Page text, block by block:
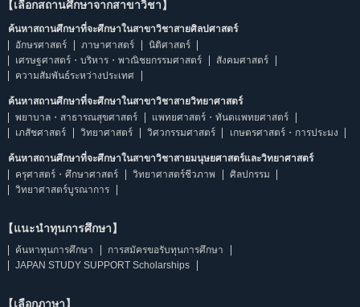
【เลือกสถานศึกษาจากสาขาวิชา】
ค้นหาสถานศึกษาที่จะศึกษาในสาขาวิชาสายศิลปศาสตร์
อักษรศาสตร์
ภาษาศาสตร์
นิติศาสตร์
เศรษฐศาสตร์・บริหาร・พาณิชยกรรมศาสตร์
สังคมศาสตร์
ความสัมพันธ์ระหว่างประเทศ
ค้นหาสถานศึกษาที่จะศึกษาในสาขาวิชาสายวิทยาศาสตร์
พยาบาล・สาธารณสุขศาสตร์
แพทยศาสตร์・ทันตแพทยศาสตร์
เภสัชศาสตร์
วิทยาศาสตร์ วิศวกรรมศาสตร์ เกษตรศาสตร์・การประมง
ค้นหาสถานศึกษาที่จะศึกษาในสาขาวิชาสายมนุษยศาสตร์และวิทยาศาสตร์
ครุศาสตร์・ศึกษาศาสตร์
วิทยาศาสตร์ชีวภาพ
ศิลปกรรม
วิทยาศาสตร์บูรณาการ
【แนะนำทุนการศึกษา】
ค้นหาทุนการศึกษา
การสมัครขอรับทุนการศึกษา
JAPAN STUDY SUPPORT Scholarships
【เลือกภาษา】